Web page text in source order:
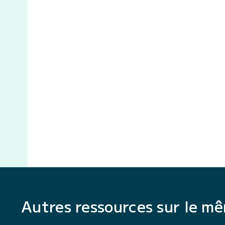
Autres ressources sur le